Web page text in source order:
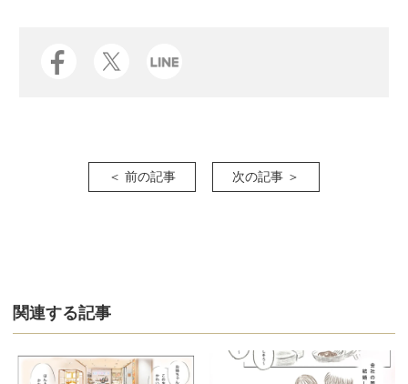
＜ 前の記事 次の記事 ＞
関連する記事